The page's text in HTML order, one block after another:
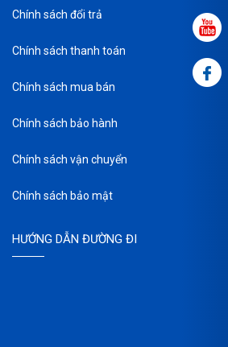
Chính sách đổi trả
Chính sách thanh toán
Chính sách mua bán
Chính sách bảo hành
Chính sách vận chuyển
Chính sách bảo mật
HƯỚNG DẪN ĐƯỜNG ĐI